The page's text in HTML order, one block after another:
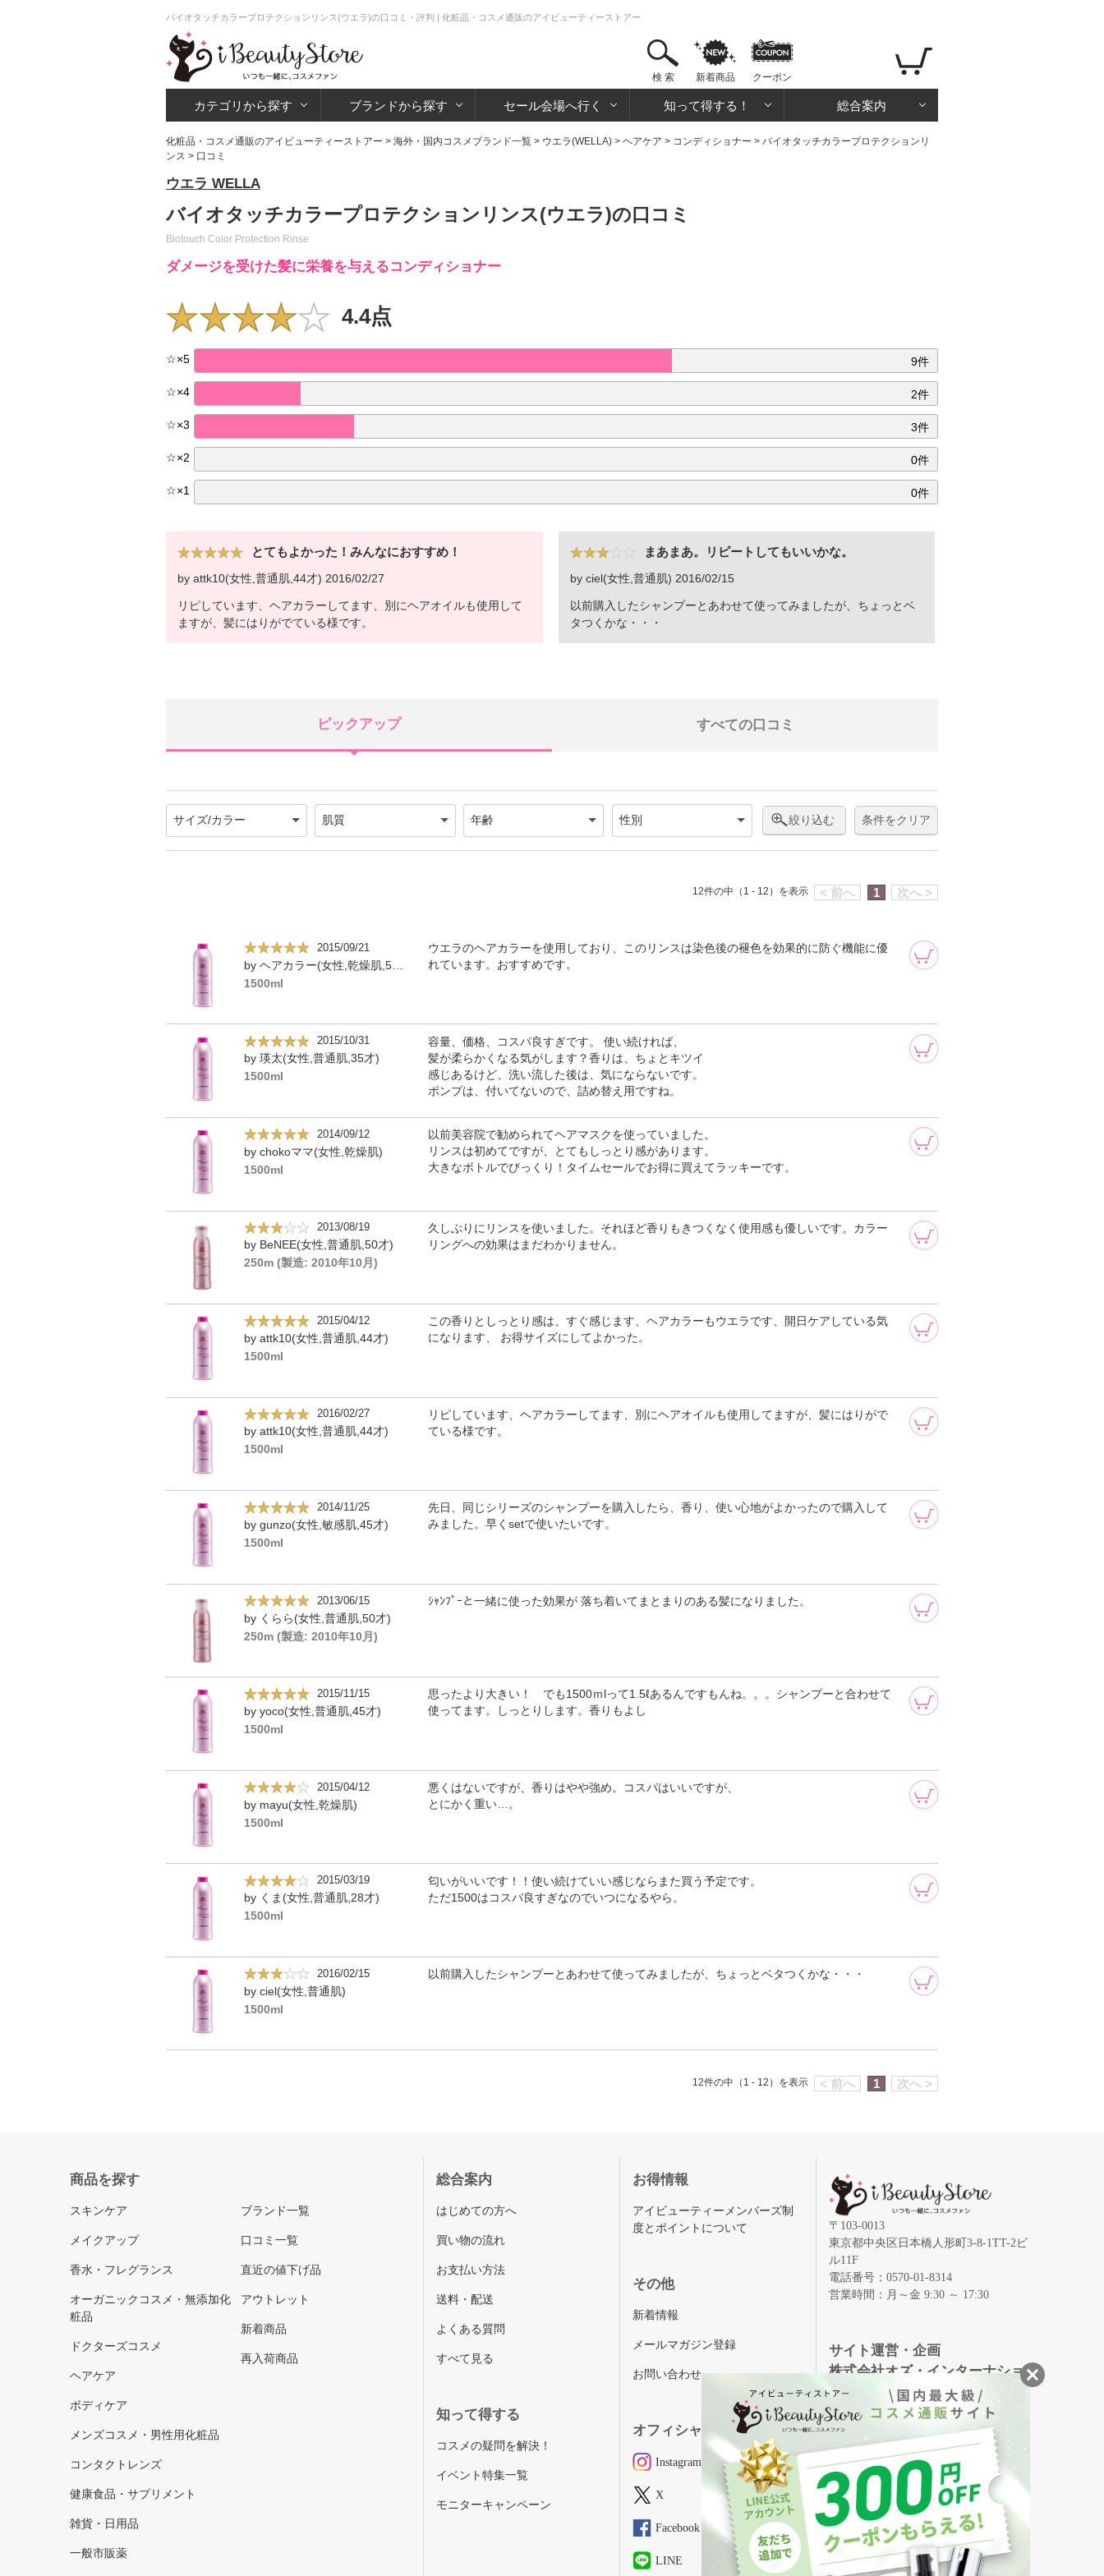
バイオタッチカラープロテクションリンス(ウエラ)の口コミ・評判 | 化粧品・コスメ通販のアイビューティーストアー
検 索 新着商品 クーポン
カテゴリから探す ブランドから探す セール会場へ行く 知って得する！ 総合案内
化粧品・コスメ通販のアイビューティーストアー > 海外・国内コスメブランド一覧 > ウエラ(WELLA) > ヘアケア > コンディショナー > バイオタッチカラープロテクションリ
ンス > 口コミ
ウエラ WELLA
バイオタッチカラープロテクションリンス(ウエラ)の口コミ
Biotouch Color Protection Rinse
ダメージを受けた髪に栄養を与えるコンディショナー
4.4点
☆×5 9件
☆×4 2件
☆×3 3件
☆×2 0件
☆×1 0件
とてもよかった！みんなにおすすめ！
by attk10(女性,普通肌,44才) 2016/02/27
リピしています、ヘアカラーしてます、別にヘアオイルも使用して
ますが、髪にはりがでている様です。
まあまあ。リピートしてもいいかな。
by ciel(女性,普通肌) 2016/02/15
以前購入したシャンプーとあわせて使ってみましたが、ちょっとベ
タつくかな・・・
ピックアップ すべての口コミ
絞り込む 条件をクリア
< 前へ 1 次へ >
12件の中（1 - 12）を表示
2015/09/21
1500ml
ウエラのヘアカラーを使用しており、このリンスは染色後の褪色を効果的に防ぐ機能に優
れています。おすすめです。
2015/10/31
by 瑛太(女性,普通肌,35才)
1500ml
容量、価格、コスパ良すぎです。 使い続ければ、
髪が柔らかくなる気がします？香りは、ちょとキツイ
感じあるけど、洗い流した後は、気にならないです。
ポンプは、付いてないので、詰め替え用ですね。
2014/09/12
by chokoママ(女性,乾燥肌)
1500ml
以前美容院で勧められてヘアマスクを使っていました。
リンスは初めてですが、とてもしっとり感があります。
大きなボトルでびっくり！タイムセールでお得に買えてラッキーです。
2013/08/19
by BeNEE(女性,普通肌,50才)
250m (製造: 2010年10月)
久しぶりにリンスを使いました。それほど香りもきつくなく使用感も優しいです。カラー
リングへの効果はまだわかりません。
2015/04/12
by attk10(女性,普通肌,44才)
1500ml
この香りとしっとり感は、すぐ感じます、ヘアカラーもウエラです、開日ケアしている気
になります、 お得サイズにしてよかった。
2016/02/27
by attk10(女性,普通肌,44才)
1500ml
リピしています、ヘアカラーしてます、別にヘアオイルも使用してますが、髪にはりがで
ている様です。
2014/11/25
by gunzo(女性,敏感肌,45才)
1500ml
先日、同じシリーズのシャンプーを購入したら、香り、使い心地がよかったので購入して
みました。早くsetで使いたいです。
2013/06/15
by くらら(女性,普通肌,50才)
250m (製造: 2010年10月)
ｼｬﾝﾌﾟｰと一緒に使った効果が 落ち着いてまとまりのある髪になりました。
2015/11/15
by yoco(女性,普通肌,45才)
1500ml
思ったより大きい！ でも1500ｍlって1.5ℓあるんですもんね。。。シャンプーと合わせて
使ってます。しっとりします。香りもよし
2015/04/12
by mayu(女性,乾燥肌)
1500ml
悪くはないですが、香りはやや強め。コスパはいいですが、
とにかく重い…。
2015/03/19
by くま(女性,普通肌,28才)
1500ml
匂いがいいです！！使い続けていい感じならまた買う予定です。
ただ1500はコスパ良すぎなのでいつになるやら。
2016/02/15
by ciel(女性,普通肌)
1500ml
以前購入したシャンプーとあわせて使ってみましたが、ちょっとベタつくかな・・・
< 前へ 1 次へ >
12件の中（1 - 12）を表示
商品を探す
スキンケア
メイクアップ
香水・フレグランス
オーガニックコスメ・無添加化
粧品
ドクターズコスメ
ヘアケア
ボディケア
メンズコスメ・男性用化粧品
コンタクトレンズ
健康食品・サプリメント
雑貨・日用品
一般市販薬
ブランド一覧
口コミ一覧
直近の値下げ品
アウトレット
新着商品
再入荷商品
総合案内
はじめての方へ
買い物の流れ
お支払い方法
送料・配送
よくある質問
すべて見る
知って得する
コスメの疑問を解決！
イベント特集一覧
モニターキャンペーン
お得情報
アイビューティーメンバーズ制
度とポイントについて
その他
新着情報
メールマガジン登録
お問い合わせ
オフィシャルSNS
Instagram
X
Facebook
LINE
〒103-0013
東京都中央区日本橋人形町3-8-1TT-2ビ
ル11F
電話番号：0570-01-8314
営業時間：月～金 9:30 ～ 17:30
サイト運営・企画
株式会社オズ・インターナショ
ナル
創業150年、英国伝統の最高級猪毛ハン
ドメイドヘアブラシ
メイソンピアソン